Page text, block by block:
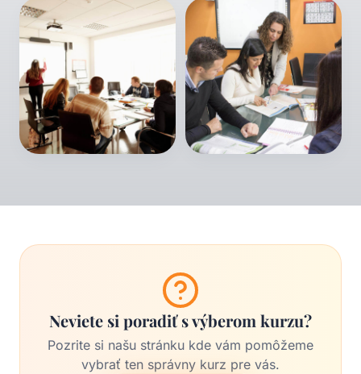
Neviete si poradiť s výberom kurzu?
Pozrite si našu stránku kde vám pomôžeme
vybrať ten správny kurz pre vás.